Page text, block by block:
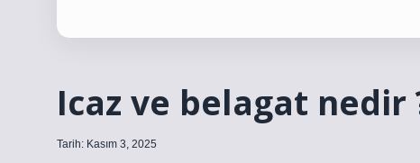
Icaz ve belagat nedir
Tarih: Kasım 3, 2025